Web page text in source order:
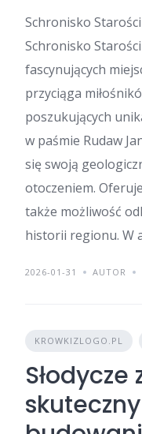
Schronisko
Schronisko
fascynujących
przyciąga
poszukujących
w paśmie Rudaw
się swoją
otoczeniem.
także możliwość
historii regionu. W
2026-01-31 AUTOR
KROWKIZLOGO.PL